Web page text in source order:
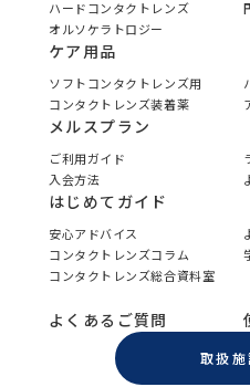
ハードコンタクトレンズ
オルソケラトロジー
ケア用品
ソフトコンタクトレンズ用
コンタクトレンズ装着薬
メルスプラン
ご利用ガイド
入会方法
はじめてガイド
安心アドバイス
コンタクトレンズコラム
コンタクトレンズ総合資料室
よくあるご質問
取扱